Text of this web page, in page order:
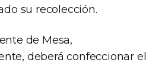
su recolección.
de Mesa,
deberá confeccionar el